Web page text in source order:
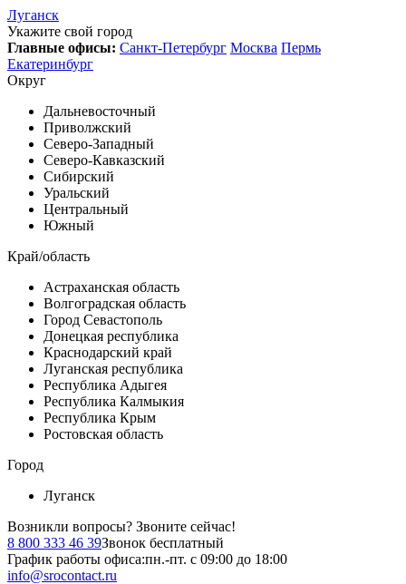
Луганск
Укажите свой город
Главные офисы: Санкт-Петербург Москва Пермь
Екатеринбург
Округ
Дальневосточный
Приволжский
Северо-Западный
Северо-Кавказский
Сибирский
Уральский
Центральный
Южный
Край/область
Астраханская область
Волгоградская область
Город Севастополь
Донецкая республика
Краснодарский край
Луганская республика
Республика Адыгея
Республика Калмыкия
Республика Крым
Ростовская область
Город
Луганск
Возникли вопросы? Звоните сейчас!
8 800 333 46 39Звонок бесплатный
График работы офиса:пн.-пт. с 09:00 до 18:00
info@srocontact.ru